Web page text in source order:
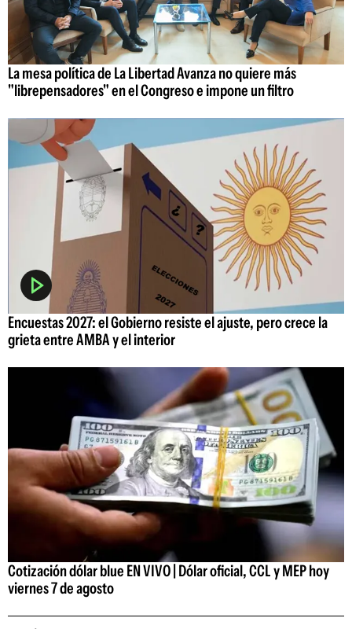
La mesa política de La Libertad Avanza no quiere más
"librepensadores" en el Congreso e impone un filtro
Encuestas 2027: el Gobierno resiste el ajuste, pero crece la
grieta entre AMBA y el interior
Cotización dólar blue EN VIVO | Dólar oficial, CCL y MEP hoy
viernes 7 de agosto